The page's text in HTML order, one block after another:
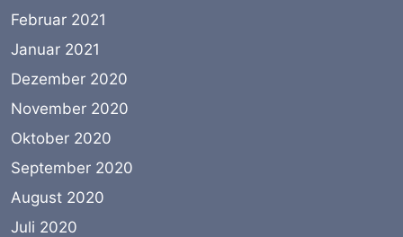
Februar 2021
Januar 2021
Dezember 2020
November 2020
Oktober 2020
September 2020
August 2020
Juli 2020